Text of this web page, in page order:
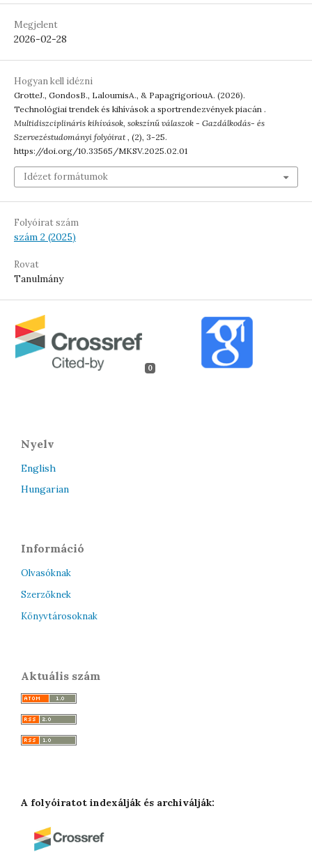
Megjelent
2026-02-28
Hogyan kell idézni
GrotteJ., GondosB., LaloumisA., & PapagrigoriouA. (2026).
Technológiai trendek és kihívások a sportrendezvények piacán .
Multidiszciplináris kihívások, sokszínű válaszok - Gazdálkodás- és
Szervezéstudományi folyóirat, (2), 3-25.
https://doi.org/10.33565/MKSV.2025.02.01
Idézet formátumok
Folyóirat szám
szám 2 (2025)
Rovat
Tanulmány
0
Nyelv
English
Hungarian
Információ
Olvasóknak
Szerzőknek
Könyvtárosoknak
Aktuális szám
A folyóiratot indexálják és archiválják: